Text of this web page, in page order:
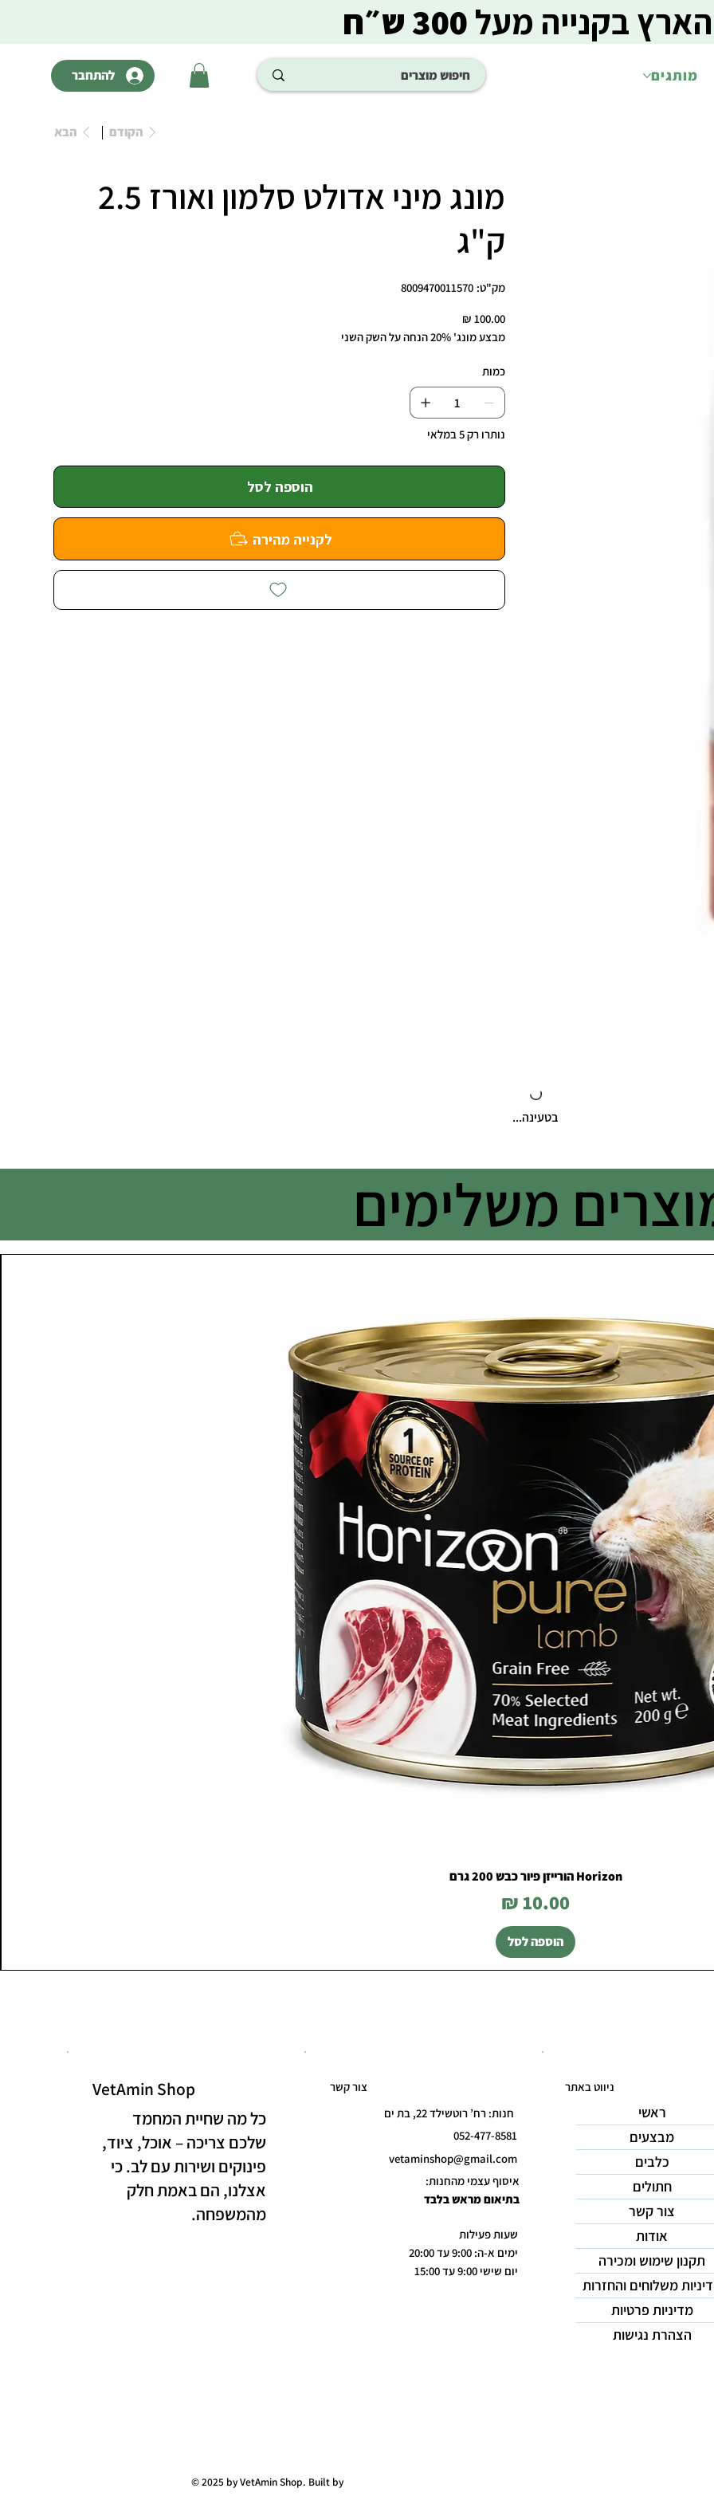
מותגים להתחבר
בקנייה מעל300 ש״ח
הקודם הבא
מונג מיני אדולט סלמון ואורז 2.5
ק"ג
מק"ט:
מק"ט
8009470011570
8009470011570
מחיר
‏100.00 ‏₪
מבצע מונג' 20% הנחה על השק השני
כמות
נותרו רק 5 במלאי
הוספה לסל
לקנייה מהירה
בטעינה...
משלימים
Horizon הורייזן פיור כבש 200 גרם
מחיר
הוספה לסל
VetAmin Shop
כל מה שחיית המחמד
שלכם צריכה – אוכל, ציוד,
פינוקים ושירות עם לב. כי
אצלנו, הם באמת חלק
מהמשפחה.
חנות: רח’ רוטשילד 22, בת ים
052-477-8581
vetaminshop@gmail.com
איסוף עצמי מהחנות:
בתיאום מראש בלבד
שעות פעילות
ימים א-ה: 9:00 עד 20:00
יום שישי 9:00 עד 15:00
צור קשר ניווט באתר
ראשי
מבצעים
כלבים
חתולים
צור קשר
אודות
תקנון שימוש ומכירה
משלוחים והחזרות
מדיניות פרטיות
הצהרת נגישות
© 2025 by VetAmin Shop. Built by